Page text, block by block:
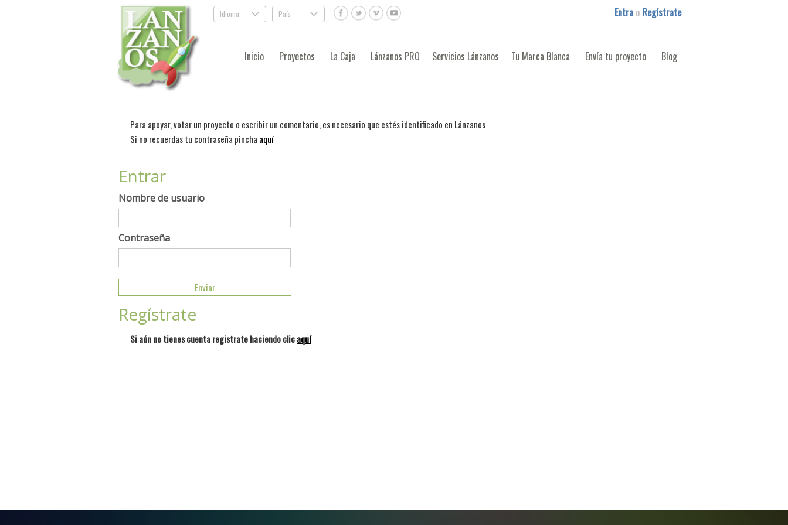
Idioma . País . Entra o Regístrate
Inicio Proyectos La Caja Lánzanos PRO Servicios Lánzanos Tu Marca Blanca Envía tu proyecto Blog
Para apoyar, votar un proyecto o escribir un comentario, es necesario que estés identificado en Lánzanos
Si no recuerdas tu contraseña pincha aquí
Entrar
Nombre de usuario
Contraseña
Regístrate
Si aún no tienes cuenta registrate haciendo clicaquí